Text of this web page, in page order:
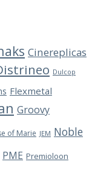
Cinereplicas
Dulcop
Flexmetal
Groovy
of Marie JEM Noble
PME Premioloon